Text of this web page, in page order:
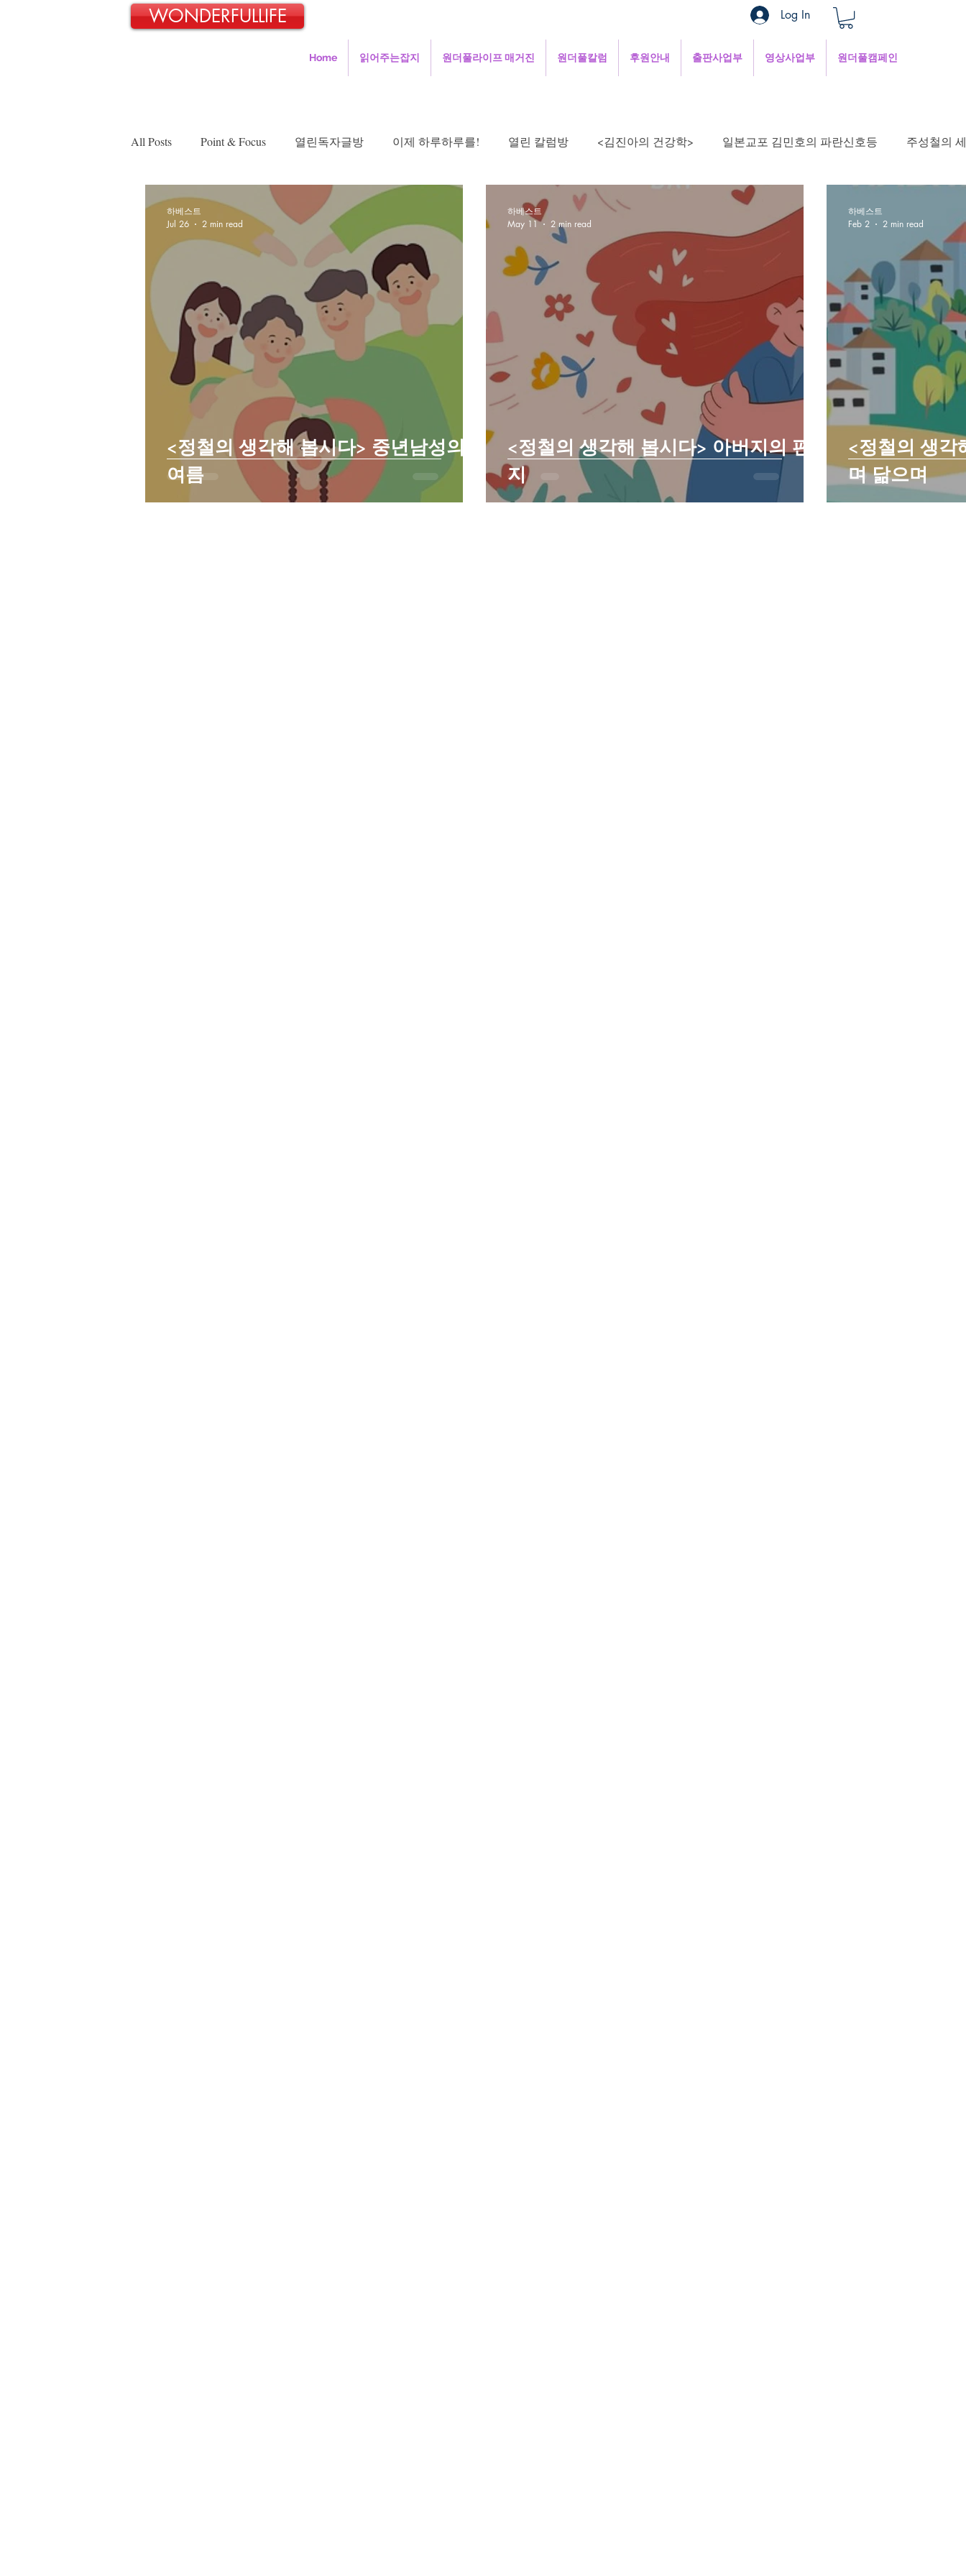
Log In
Home 읽어주는잡지 원더풀라이프 매거진 원더풀칼럼 후원안내 출판사업부 영상사업부 원더풀캠페인
WONDERFULLIFE
All Posts Point & Focus 열린독자글방 이제 하루하루를! 열린 칼럼방 <김진아의 건강학> 일본교포 김민호의 파란신호등 주성철의
김정인의 인터넷 닷 컴 김용현의 낮은 목소리 김정숙의 초록이야기 김문희의 살며 생각하며 정안섭의 콩트세계
장경희의 웰빙-웰다잉 이야기 시로 드리는 기도 오정애의 선교여행일지 민희의 인터넷세상 Well-being으로 살기
박희성목사의 강단뒤의 고민
<정철의 생각해 봅시다> 중년남성의
여름
하베스트
Jul 26
2 min read
<정철의 생각해 봅시다> 아버지의 편
지
하베스트
May 11
2 min read
<정철의 생각
며 닮으며
하베스트
Feb 2
2 min read